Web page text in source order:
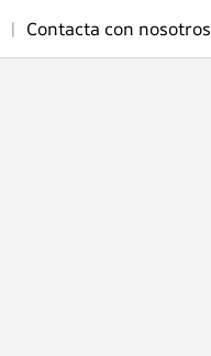
| Contacta con nosotros